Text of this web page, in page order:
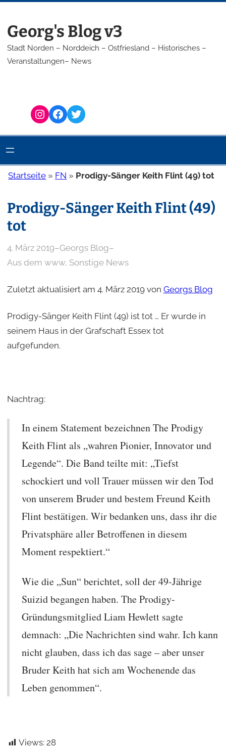
springen
Georg's Blog v3
Stadt Norden – Norddeich – Ostfriesland – Historisches –
Veranstaltungen– News
Instagram Facebook Twitter
Startseite » FN » Prodigy-Sänger Keith Flint (49) tot
Prodigy-Sänger Keith Flint (49)
tot
4. März 2019–Georgs Blog–
Aus dem www, Sonstige News
Zuletzt aktualisiert am 4. März 2019 von Georgs Blog
Prodigy-Sänger Keith Flint (49) ist tot … Er wurde in
seinem Haus in der Grafschaft Essex tot
aufgefunden.
Nachtrag:
In einem Statement bezeichnen The Prodigy
Keith Flint als „wahren Pionier, Innovator und
Legende“. Die Band teilte mit: „Tiefst
schockiert und voll Trauer müssen wir den Tod
von unserem Bruder und bestem Freund Keith
Flint bestätigen. Wir bedanken uns, dass ihr die
Privatsphäre aller Betroffenen in diesem
Moment respektiert.“
Wie die „Sun“ berichtet, soll der 49-Jährige
Suizid begangen haben. The Prodigy-
Gründungsmitglied Liam Hewlett sagte
demnach: „Die Nachrichten sind wahr. Ich kann
nicht glauben, dass ich das sage – aber unser
Bruder Keith hat sich am Wochenende das
Leben genommen“.
Views: 28